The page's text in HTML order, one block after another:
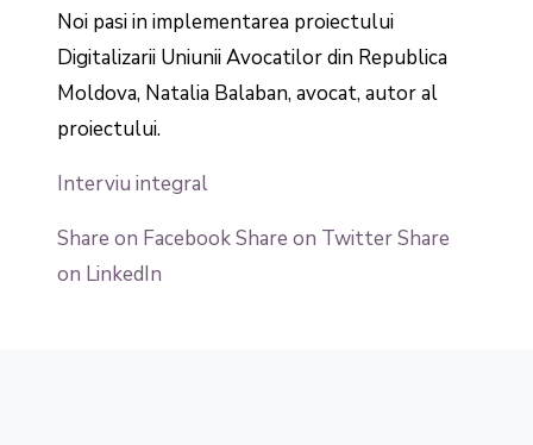
Noi pasi in implementarea proiectului
Digitalizarii Uniunii Avocatilor din Republica
Moldova, Natalia Balaban, avocat, autor al
proiectului.
Interviu integral
Share on FacebookShare on TwitterShare
on LinkedIn